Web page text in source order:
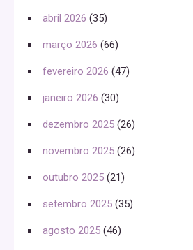
abril 2026 (35)
março 2026 (66)
fevereiro 2026 (47)
janeiro 2026 (30)
dezembro 2025 (26)
novembro 2025 (26)
outubro 2025 (21)
setembro 2025 (35)
agosto 2025 (46)